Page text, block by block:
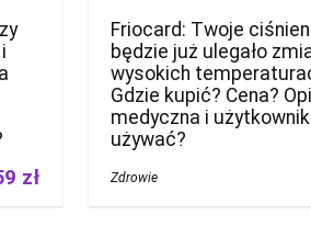
zł
Friocard: Twoje
będzie już ulegało
wysokich
Gdzie kupić? Cena?
medyczna i
używać?
Zdrowie